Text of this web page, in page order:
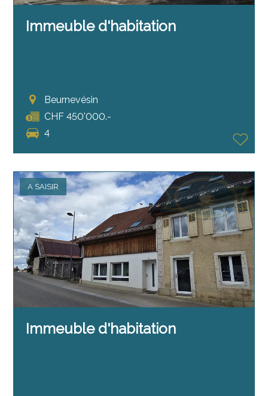
Immeuble d'habitation
Beurnevésin
CHF 450'000.-
4
A SAISIR
Immeuble d'habitation